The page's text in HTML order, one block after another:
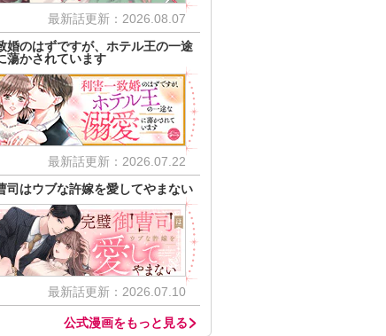
最新話更新：2026.08.07
婚のはずですが、ホテル王の一途
蕩かされています
最新話更新：2026.07.22
司はウブな許嫁を愛してやまない
最新話更新：2026.07.10
公式漫画をもっと見る